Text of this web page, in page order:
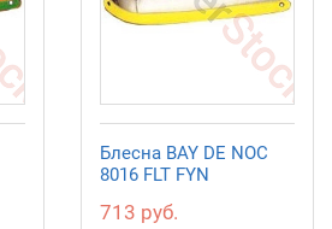
Блесна BAY DE NOC
8016 FLT FYN
713 руб.